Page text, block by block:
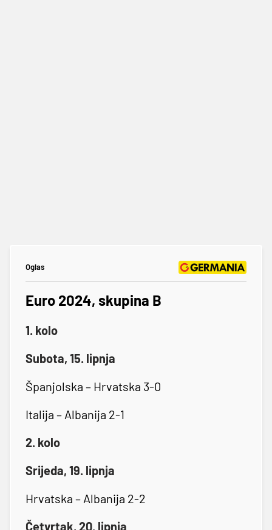
Oglas
Euro 2024, skupina B
1. kolo
Subota, 15. lipnja
Španjolska – Hrvatska 3-0
Italija – Albanija 2-1
2. kolo
Srijeda, 19. lipnja
Hrvatska – Albanija 2-2
Četvrtak, 20. lipnja